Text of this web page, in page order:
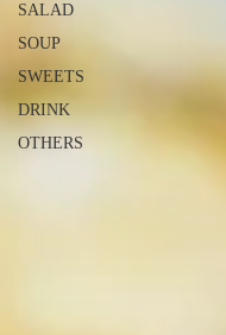
SALAD
SOUP
SWEETS
DRINK
OTHERS